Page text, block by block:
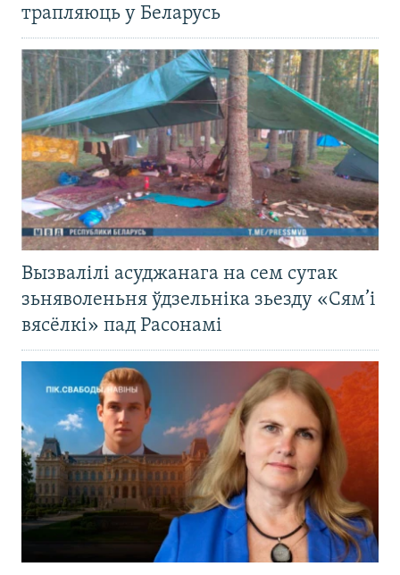
трапляюць у Беларусь
Вызвалілі асуджанага на сем сутак
зьняволеньня ўдзельніка зьезду «Сям’і
вясёлкі» пад Расонамі